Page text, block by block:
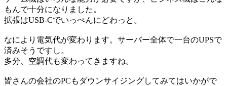
もんで十分になりました。
拡張はUSB-Cでいっぺんにどわっと。
なにより電気代が変わります。サーバー全体で一台のUPSで
済みそうですし。
多分、空調代も変わってきますね。
皆さんの会社のPCもダウンサイジングしてみてはいかがで